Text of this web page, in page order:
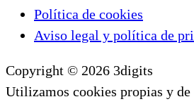
Política de cookies
Aviso legal y política de
Copyright © 2026 3digits
Utilizamos cookies propias y de